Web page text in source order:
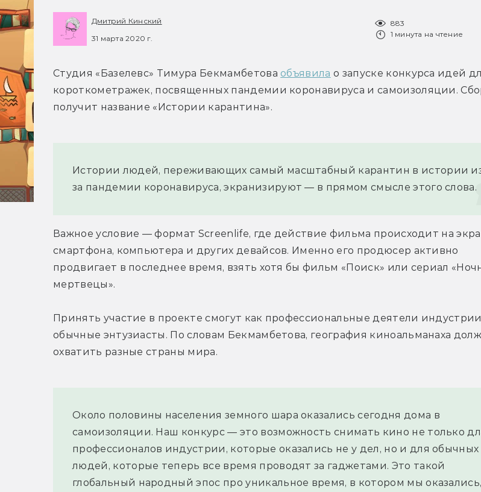
Дмитрий Кинский
31 марта 2020 г.
883
1 минута на чтение
Студия «Базелевс» Тимура Бекмамбетова объявила о запуске конкурса идей
короткометражек, посвященных пандемии коронавируса и самоизоляции.
получит название «Истории карантина».
Истории людей, переживающих самый масштабный карантин в истории
за пандемии коронавируса, экранизируют — в прямом смысле этого слова.
Важное условие — формат Screenlife, где действие фильма происходит на
смартфона, компьютера и других девайсов. Именно его продюсер активно
продвигает в последнее время, взять хотя бы фильм «Поиск» или сериал
мертвецы».
Принять участие в проекте смогут как профессиональные деятели
обычные энтузиасты. По словам Бекмамбетова, география киноальманаха
охватить разные страны мира.
Около половины населения земного шара оказались сегодня дома в
самоизоляции. Наш конкурс — это возможность снимать кино не только
профессионалов индустрии, которые оказались не у дел, но и для обычных
людей, которые теперь все время проводят за гаджетами. Это такой
глобальный народный эпос про уникальное время, в котором мы